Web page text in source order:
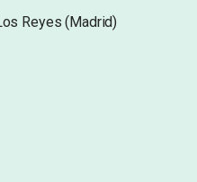
Reyes (Madrid)